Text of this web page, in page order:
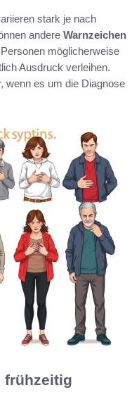
stark je nach
andere Warnzeichen
möglicherweise
Ausdruck verleihen.
wenn es um die Diagnose
frühzeitig